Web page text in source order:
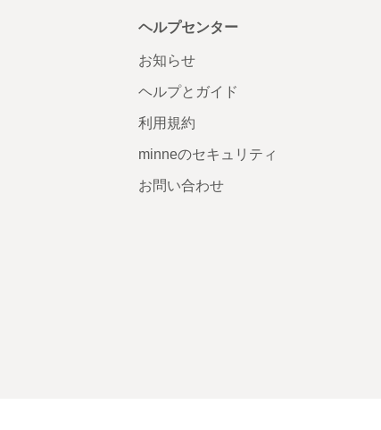
ヘルプセンター
お知らせ
ヘルプとガイド
利用規約
minneのセキュリティ
お問い合わせ